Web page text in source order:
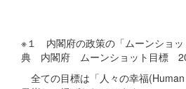
※１ 内閣府の政策の「ムーンショッ
典 内閣府 ムーンショット目標
全ての目標は「人々の幸福